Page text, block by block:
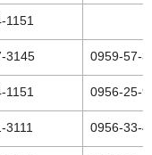
1151
3145 0959-57-
1151 0956-25-
3111 0956-33-